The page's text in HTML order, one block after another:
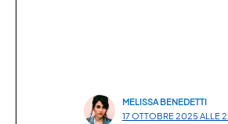
MELISSA BENEDETTI
17 OTTOBRE 2025 ALLE